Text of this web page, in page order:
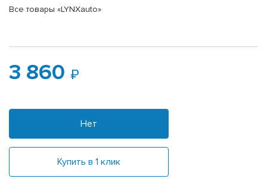
Все товары «LYNXauto»
3 860
Нет
Купить в 1 клик